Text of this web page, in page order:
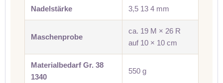
Nadelstärke 3,5 13 4 mm
Maschenprobe
ca. 19 M × 26 R
auf 10 × 10 cm
Materialbedarf Gr. 38
1340
550 g